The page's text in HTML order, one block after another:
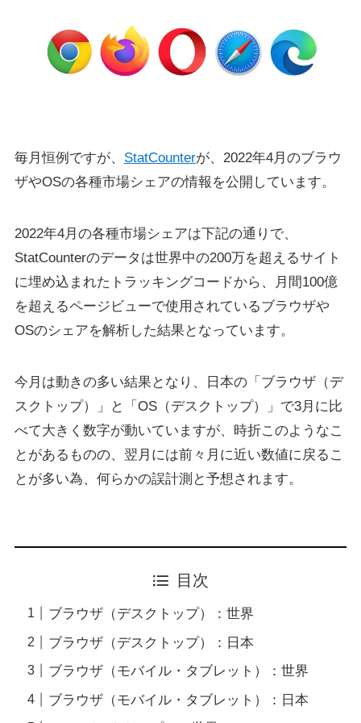
毎月恒例ですが、 StatCounterが、2022年4月のブラウ
ザやOSの各種市場シェアの情報を公開しています。
2022年4月の各種市場シェアは下記の通りで、
StatCounterのデータは世界中の200万を超えるサイト
に埋め込まれたトラッキングコードから、月間100億
を超えるページビューで使用されているブラウザや
OSのシェアを解析した結果となっています。
今月は動きの多い結果となり、日本の「ブラウザ（デ
スクトップ）」と「OS（デスクトップ）」で3月に比
べて大きく数字が動いていますが、時折このようなこ
とがあるものの、翌月には前々月に近い数値に戻るこ
とが多い為、何らかの誤計測と予想されます。
目次
ブラウザ（デスクトップ）：世界
ブラウザ（デスクトップ）：日本
ブラウザ（モバイル・タブレット）：世界
ブラウザ（モバイル・タブレット）：日本